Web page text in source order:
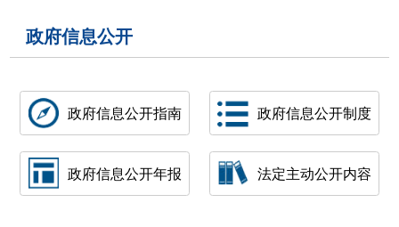
政府信息公开
政府信息公开指南 政府信息公开制度
政府信息公开年报 法定主动公开内容